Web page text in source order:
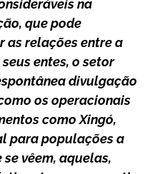
na
que pode
relações entre a
entes, o setor
divulgação
os operacionais
como Xingó,
para populações a
vêem, aquelas,